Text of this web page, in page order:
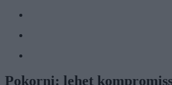
Pokorni: lehet